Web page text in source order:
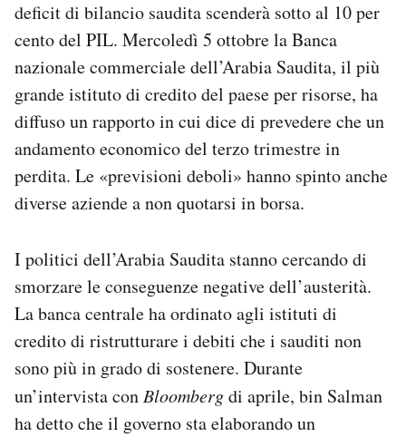
deficit di bilancio saudita scenderà sotto al 10 per
cento del PIL. Mercoledì 5 ottobre la Banca
nazionale commerciale dell’Arabia Saudita, il più
grande istituto di credito del paese per risorse, ha
diffuso un rapporto in cui dice di prevedere che un
andamento economico del terzo trimestre in
perdita. Le «previsioni deboli» hanno spinto anche
diverse aziende a non quotarsi in borsa.
I politici dell’Arabia Saudita stanno cercando di
smorzare le conseguenze negative dell’austerità.
La banca centrale ha ordinato agli istituti di
credito di ristrutturare i debiti che i sauditi non
sono più in grado di sostenere. Durante
un’intervista con Bloombergdi aprile, bin Salman
ha detto che il governo sta elaborando un